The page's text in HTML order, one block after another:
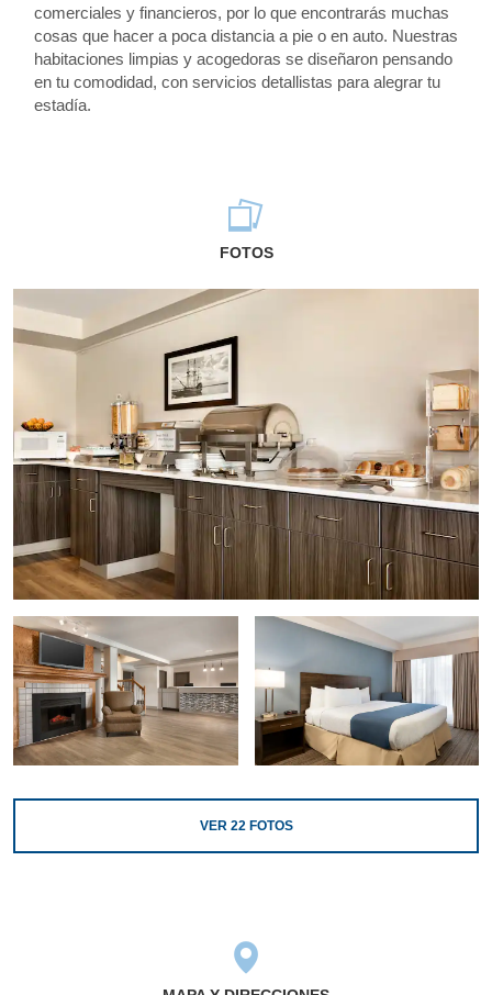
comerciales y financieros, por lo que encontrarás muchas
cosas que hacer a poca distancia a pie o en auto. Nuestras
habitaciones limpias y acogedoras se diseñaron pensando
en tu comodidad, con servicios detallistas para alegrar tu
estadía.
FOTOS
VER 22FOTOS